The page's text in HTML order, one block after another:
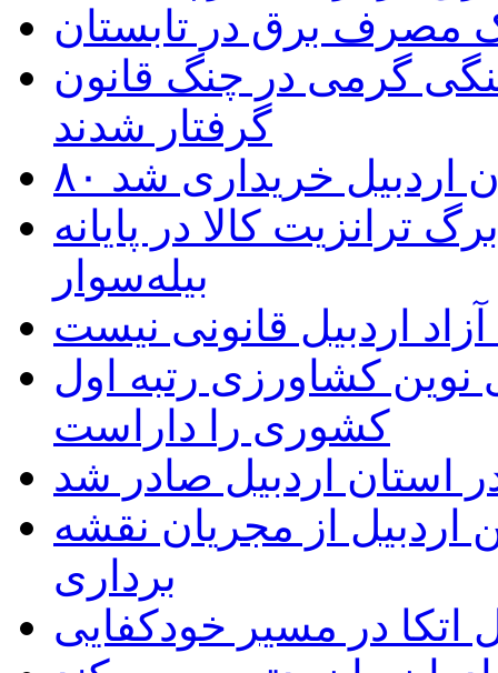
مصرف برق در تابستان
گرمی در چنگ قانون
گرفتار شدند
اردبیل خریداری شد
کالا در پایانه
بیله‌سوار
اردبیل قانونی نیست
نوین کشاورزی رتبه اول
کشوری را داراست
استان اردبیل صادر شد
از مجریان نقشه
برداری
در مسیر خودکفایی